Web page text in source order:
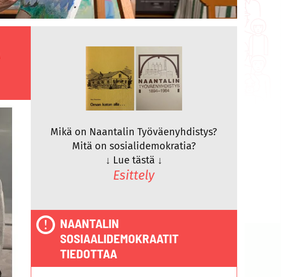
Mikä on Naantalin Työväenyhdistys?
Mitä on sosialidemokratia?
↓ Lue tästä ↓
Esittely
NAANTALIN
SOSIAALIDEMOKRAATIT
TIEDOTTAA